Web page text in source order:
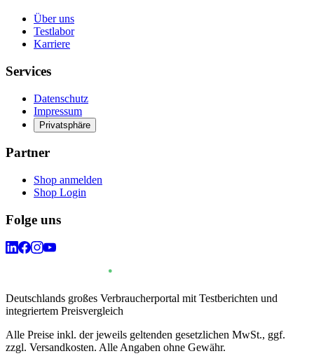
Über uns
Testlabor
Karriere
Services
Datenschutz
Impressum
Privatsphäre
Partner
Shop anmelden
Shop Login
Folge uns
Deutschlands großes Verbraucherportal mit Testberichten und
integriertem Preisvergleich
Alle Preise inkl. der jeweils geltenden gesetzlichen MwSt., ggf.
zzgl. Versandkosten. Alle Angaben ohne Gewähr.